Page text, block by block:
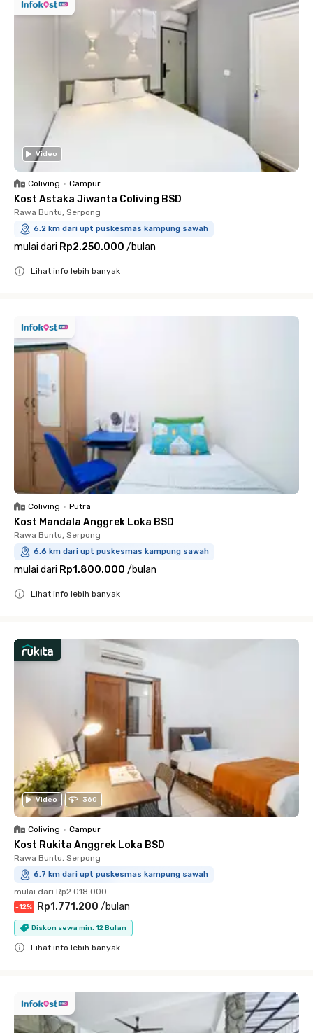
Video
Coliving • Campur
Kost Astaka Jiwanta Coliving BSD
Rawa Buntu, Serpong
6.2 km dari upt puskesmas kampung sawah
mulai dari Rp2.250.000 /bulan
Lihat info lebih banyak
Coliving • Putra
Kost Mandala Anggrek Loka BSD
Rawa Buntu, Serpong
6.6 km dari upt puskesmas kampung sawah
mulai dari Rp1.800.000 /bulan
Lihat info lebih banyak
Video 360
Coliving • Campur
Kost Rukita Anggrek Loka BSD
Rawa Buntu, Serpong
6.7 km dari upt puskesmas kampung sawah
mulai dari Rp2.018.000
-12% Rp1.771.200 /bulan
Diskon sewa min. 12 Bulan
Lihat info lebih banyak